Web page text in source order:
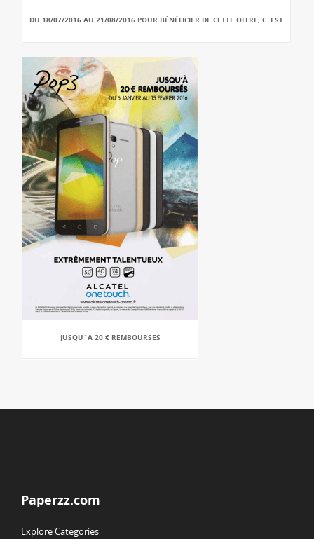
DU 18/07/2016 AU 21/08/2016 POUR BÉNÉFICIER DE CETTE OFFRE, C`EST
JUSQU`À 20 € REMBOURSÉS
Paperzz.com
Explore Categories